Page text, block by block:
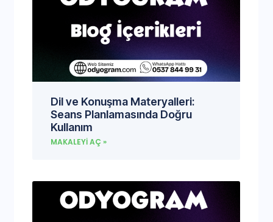
Dil ve Konuşma Materyalleri:
Seans Planlamasında Doğru
Kullanım
MAKALEYI AÇ »